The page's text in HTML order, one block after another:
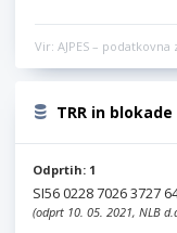
Vir: AJPES –
TRR in blokade
Odprtih: 1
SI56 0228 7026 3727
(odprt 10. 05. 2021, NLB